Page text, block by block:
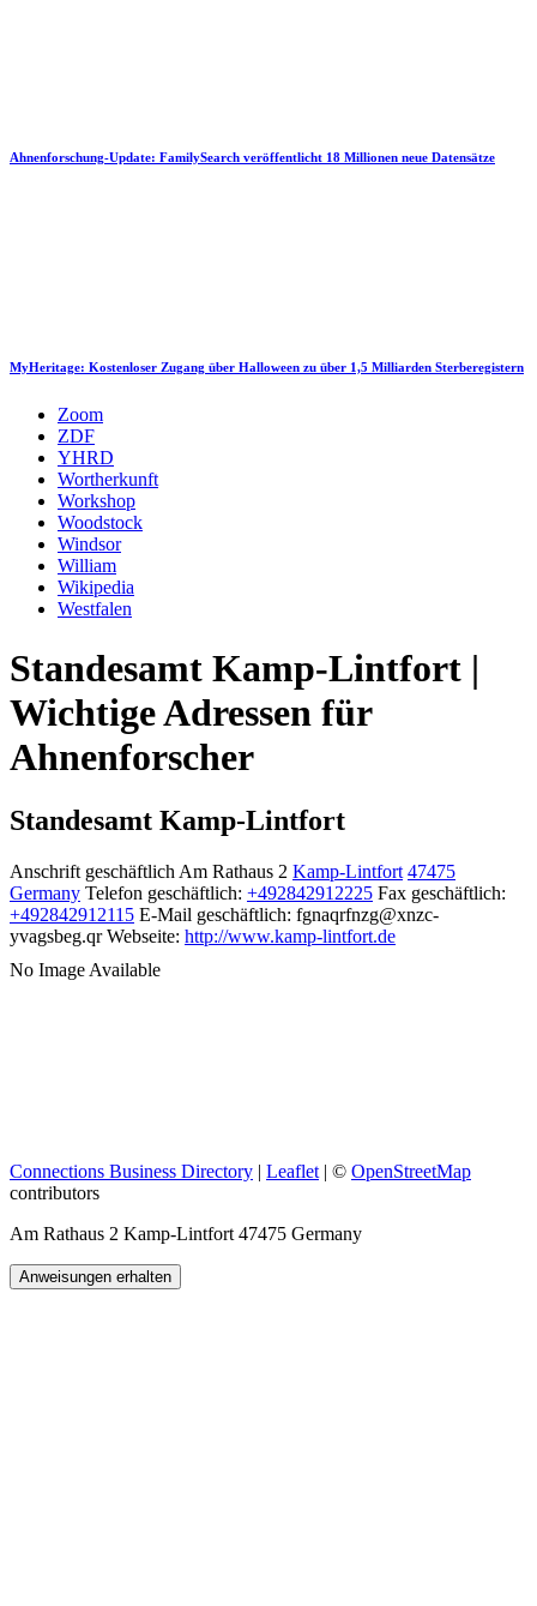
Ahnenforschung-Update: FamilySearch veröffentlicht 18 Millionen neue Datensätze
MyHeritage: Kostenloser Zugang über Halloween zu über 1,5 Milliarden Sterberegistern
Zoom
ZDF
YHRD
Wortherkunft
Workshop
Woodstock
Windsor
William
Wikipedia
Westfalen
Standesamt Kamp-Lintfort |
Wichtige Adressen für
Ahnenforscher
Standesamt Kamp-Lintfort
Anschrift geschäftlich Am Rathaus 2 Kamp-Lintfort 47475
Germany Telefon geschäftlich: +492842912225 Fax geschäftlich:
+492842912115 E-Mail geschäftlich: fgnaqrfnzg@xnzc-
yvagsbeg.qr Webseite: http://www.kamp-lintfort.de
No Image Available
Connections Business Directory | Leaflet | © OpenStreetMap
contributors
Am Rathaus 2 Kamp-Lintfort 47475 Germany
Anweisungen erhalten